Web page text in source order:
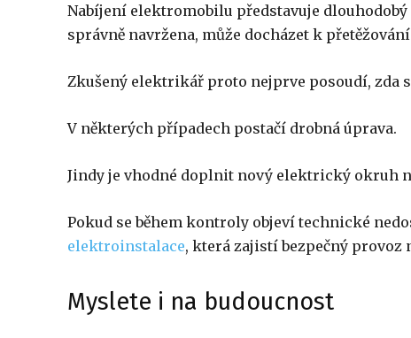
Nabíjení elektromobilu představuje
správně navržena, může docházet k
Zkušený elektrikář proto nejprve posoudí, zda
V některých případech postačí drobná úprava.
Jindy je vhodné doplnit nový elektrický okruh
Pokud se během kontroly objeví technické
elektroinstalace, která zajistí bezpečný provoz
Myslete i na budoucnost